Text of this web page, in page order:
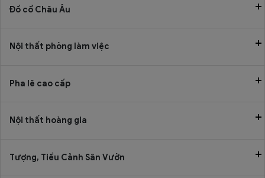
Đồ cổ Châu Âu
Nội thất phòng làm việc
Pha lê cao cấp
Nội thất hoàng gia
Tượng, Tiểu Cảnh Sân Vườn